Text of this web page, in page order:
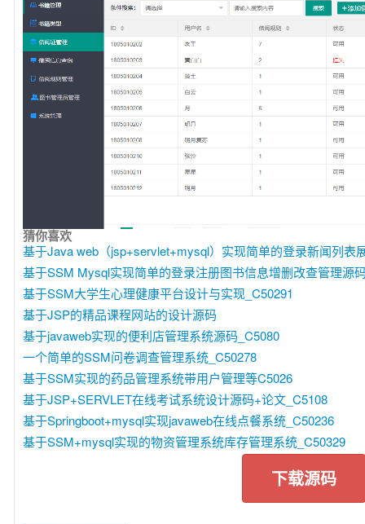
猜你喜欢
基于Java web（jsp+servlet+mysql）实现简单的登录新闻列表
基于SSM Mysql实现简单的登录注册图书信息增删改查管理源
基于SSM大学生心理健康平台设计与实现_C50291
基于JSP的精品课程网站的设计源码
基于javaweb实现的便利店管理系统源码_C5080
一个简单的SSM问卷调查管理系统_C50278
基于SSM实现的药品管理系统带用户管理等C5026
基于JSP+SERVLET在线考试系统设计源码+论文_C5108
基于Springboot+mysql实现javaweb在线点餐系统_C50236
基于SSM+mysql实现的物资管理系统库存管理系统_C50329
下载源码